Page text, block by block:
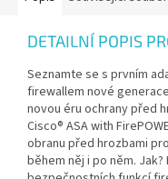
DETAILNÍ POPIS
Seznamte se s prvním
firewallem nové
novou éru ochrany před
Cisco® ASA with
obranu před hrozbami
během něj i po něm.